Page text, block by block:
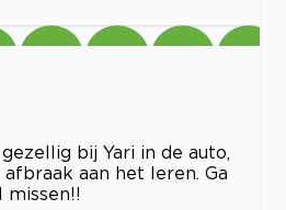
bij Yari in de auto,
aan het leren. Ga